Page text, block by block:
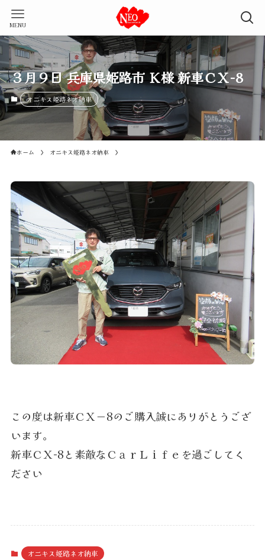
MENU
３月９日 兵庫県姫路市 Ｋ様 新車ＣＸ-8
オニキス姫路ネオ納車
ホーム オニキス姫路ネオ納車
この度は新車ＣＸ－8のご購入誠にありがとうござ
います。
新車ＣＸ-8と素敵なＣａｒＬｉｆｅを過ごしてく
ださい
オニキス姫路ネオ納車